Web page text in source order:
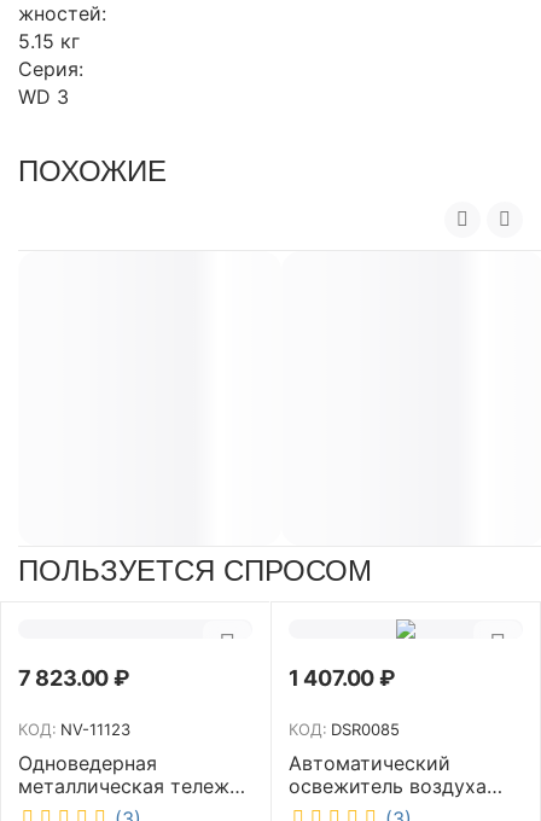
жностей:
5.15 кг
Серия:
WD 3
ПОХОЖИЕ
ПОЛЬЗУЕТСЯ СПРОСОМ
7 823.00₽
КОД: NV-11123
Одноведерная
металлическая тележка
с отжимом и корзинкой
1 407.00₽
КОД: DSR0085
Автоматический
освежитель воздуха
DISCOVER белый